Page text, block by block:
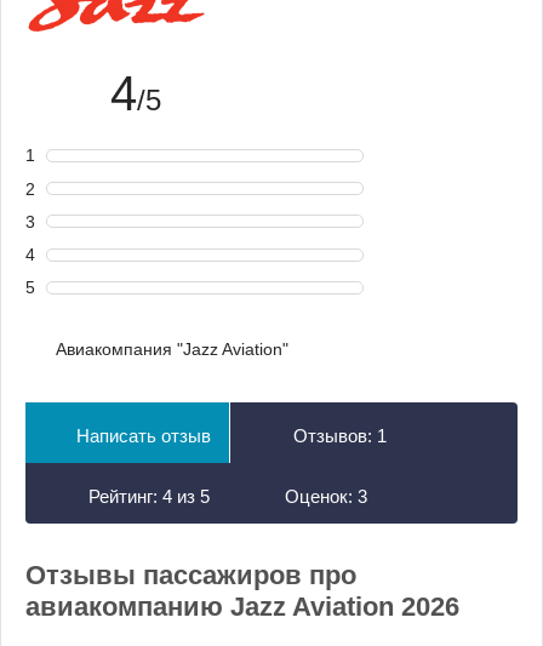
4/5
1
2
3
4
5
Авиакомпания "Jazz Aviation"
Написать отзыв Отзывов: 1
Рейтинг: 4 из 5 Оценок: 3
Отзывы пассажиров про
авиакомпанию Jazz Aviation 2026